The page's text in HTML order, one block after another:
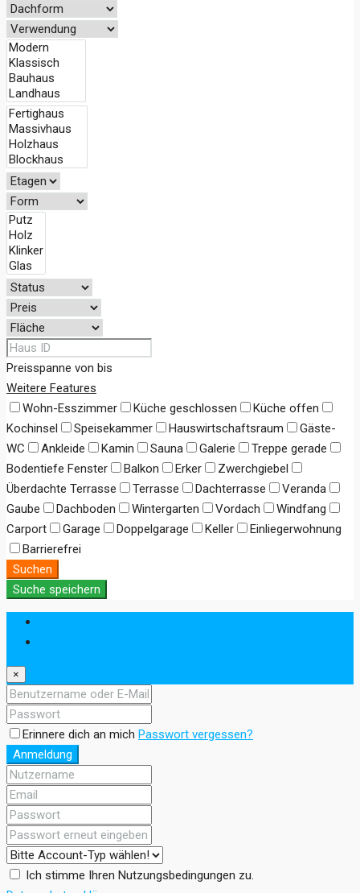
Preisspanne von bis
Weitere Features
Wohn-Esszimmer
Küche geschlossen
Küche offen
Kochinsel
Speisekammer Hauswirtschaftsraum
Gäste-
WC
Ankleide Kamin Sauna Galerie
Treppe gerade
Bodentiefe Fenster
Balkon Erker
Zwerchgiebel
Überdachte Terrasse
Terrasse Dachterrasse
Veranda
Gaube
Dachboden Wintergarten Vordach
Windfang
Carport
Garage Doppelgarage Keller
Einliegerwohnung
Barrierefrei
Suchen
Suche speichern
×
Erinnere dich an mich Passwort vergessen?
Anmeldung
Ich stimme Ihren Nutzungsbedingungen zu.